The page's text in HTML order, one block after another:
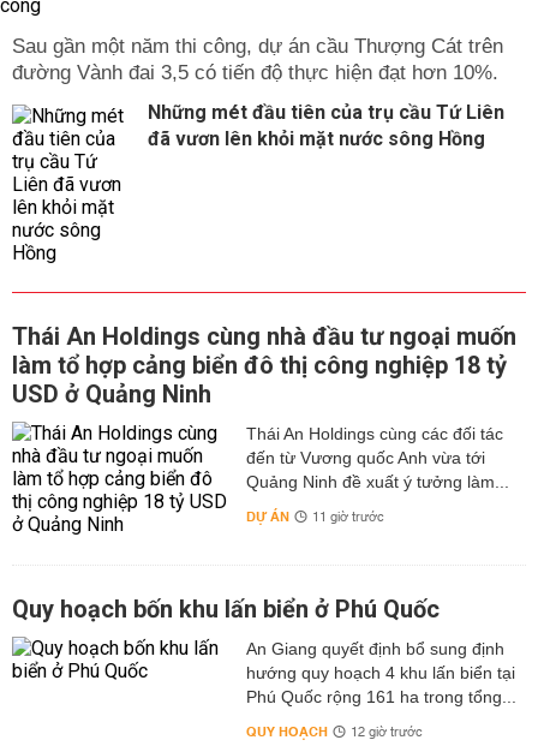
Sau gần một năm thi công, dự án cầu Thượng Cát trên
đường Vành đai 3,5 có tiến độ thực hiện đạt hơn 10%.
Những mét đầu tiên của trụ cầu Tứ Liên
đã vươn lên khỏi mặt nước sông Hồng
Thái An Holdings cùng nhà đầu tư ngoại muốn
làm tổ hợp cảng biển đô thị công nghiệp 18 tỷ
USD ở Quảng Ninh
Thái An Holdings cùng các đối tác
đến từ Vương quốc Anh vừa tới
Quảng Ninh đề xuất ý tưởng làm...
DỰ ÁN 11 giờ trước
Quy hoạch bốn khu lấn biển ở Phú Quốc
An Giang quyết định bổ sung định
hướng quy hoạch 4 khu lấn biển tại
Phú Quốc rộng 161 ha trong tổng...
QUY HOẠCH 12 giờ trước